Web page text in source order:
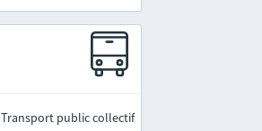
Transport public collectif